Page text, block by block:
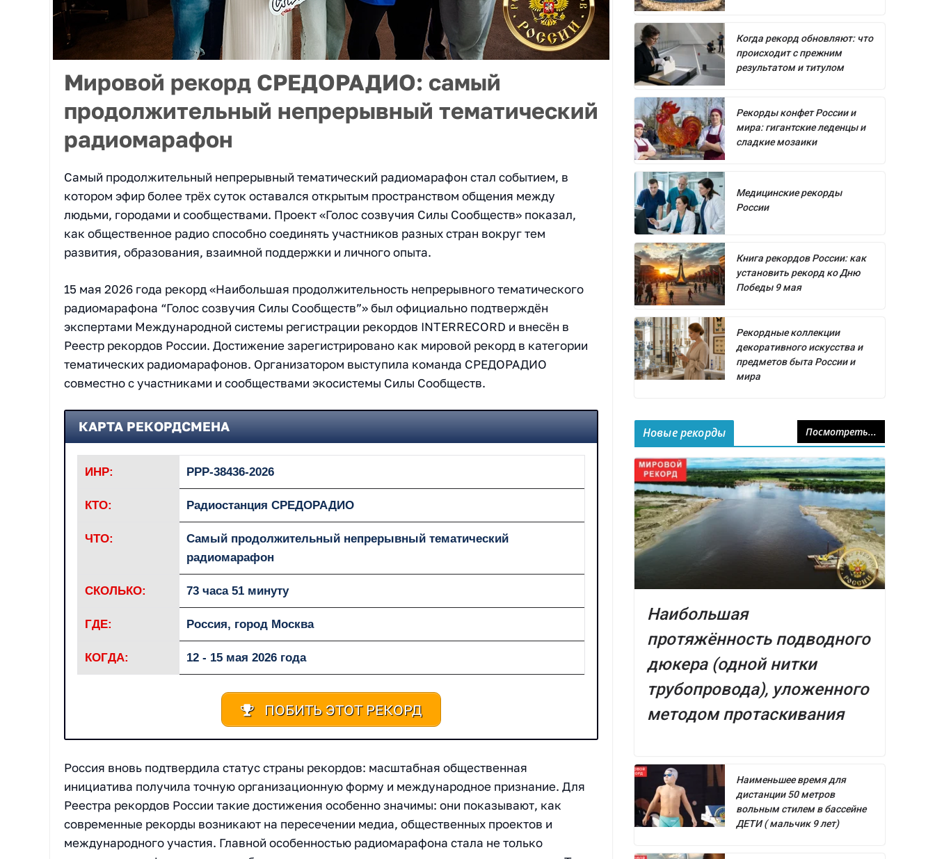
Мировой рекорд СРЕДОРАДИО: самый
продолжительный непрерывный тематический
радиомарафон
Самый продолжительный непрерывный тематический радиомарафон стал событием, в
котором эфир более трёх суток оставался открытым пространством общения между
людьми, городами и сообществами. Проект «Голос созвучия Силы Сообществ» показал,
как общественное радио способно соединять участников разных стран вокруг тем
развития, образования, взаимной поддержки и личного опыта.
15 мая 2026 года рекорд «Наибольшая продолжительность непрерывного тематического
радиомарафона “Голос созвучия Силы Сообществ”» был официально подтверждён
экспертами Международной системы регистрации рекордов INTERRECORD и внесён в
Реестр рекордов России. Достижение зарегистрировано как мировой рекорд в категории
тематических радиомарафонов. Организатором выступила команда СРЕДОРАДИО
совместно с участниками и сообществами экосистемы Силы Сообществ.
КАРТА РЕКОРДСМЕНА
ИНР: РРР-38436-2026
КТО: Радиостанция СРЕДОРАДИО
ЧТО:
Самый продолжительный непрерывный тематический
радиомарафон
СКОЛЬКО: 73 часа 51 минуту
ГДЕ: Россия, город Москва
КОГДА: 12 - 15 мая 2026 года
ПОБИТЬ ЭТОТ РЕКОРД
Россия вновь подтвердила статус страны рекордов: масштабная общественная
инициатива получила точную организационную форму и международное признание. Для
Реестра рекордов России такие достижения особенно значимы: они показывают, как
современные рекорды возникают на пересечении медиа, общественных проектов и
международного участия. Главной особенностью радиомарафона стала не только
Когда рекорд обновляют: что
происходит с прежним
результатом и титулом
Рекорды конфет России и
мира: гигантские леденцы и
сладкие мозаики
Медицинские рекорды
России
Книга рекордов России: как
установить рекорд ко Дню
Победы 9 мая
Рекордные коллекции
декоративного искусства и
предметов быта России и
мира
Новые рекорды Посмотреть...
Наибольшая
протяжённость подводного
дюкера (одной нитки
трубопровода), уложенного
методом протаскивания
Наименьшее время для
дистанции 50 метров
вольным стилем в бассейне
ДЕТИ ( мальчик 9 лет)